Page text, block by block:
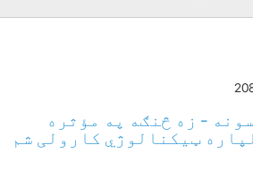
- زه څنګه په مؤثره
ټیکنالوژي کارولی شم